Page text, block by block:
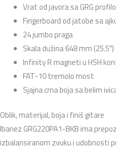
Vrat od javora sa GRG
Fingerboard od jatobe sa
24 jumbo praga
Skala dužina 648 mm (25.5″)
Infinity R magneti u HSH
FAT-10 tremolo most
Sjajna crna boja sa belim
Oblik, materijal, boja i finiš gitare
Ibanez GRG220PA1-BKB ima
izbalansiranom zvuku i udobnosti